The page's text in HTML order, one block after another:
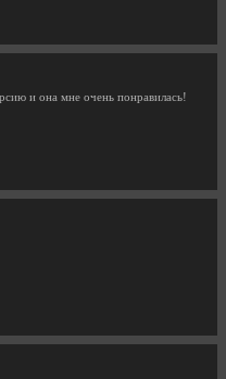
и она мне очень понравилась!